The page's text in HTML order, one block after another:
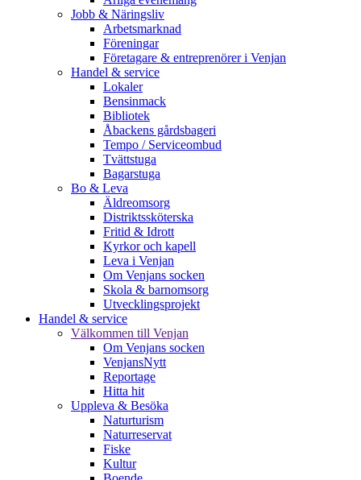
Jobb & Näringsliv
Arbetsmarknad
Föreningar
Företagare & entreprenörer i Venjan
Handel & service
Lokaler
Bensinmack
Bibliotek
Åbackens gårdsbageri
Tempo / Serviceombud
Tvättstuga
Bagarstuga
Bo & Leva
Äldreomsorg
Distriktssköterska
Fritid & Idrott
Kyrkor och kapell
Leva i Venjan
Om Venjans socken
Skola & barnomsorg
Utvecklingsprojekt
Handel & service
Välkommen till Venjan
Om Venjans socken
VenjansNytt
Reportage
Hitta hit
Uppleva & Besöka
Naturturism
Naturreservat
Fiske
Kultur